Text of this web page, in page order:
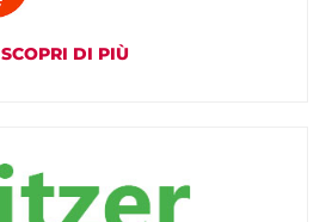
SCOPRI DI PIÙ